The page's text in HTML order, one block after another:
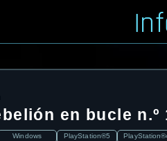
en bucle n.º
Windows PlayStation®5